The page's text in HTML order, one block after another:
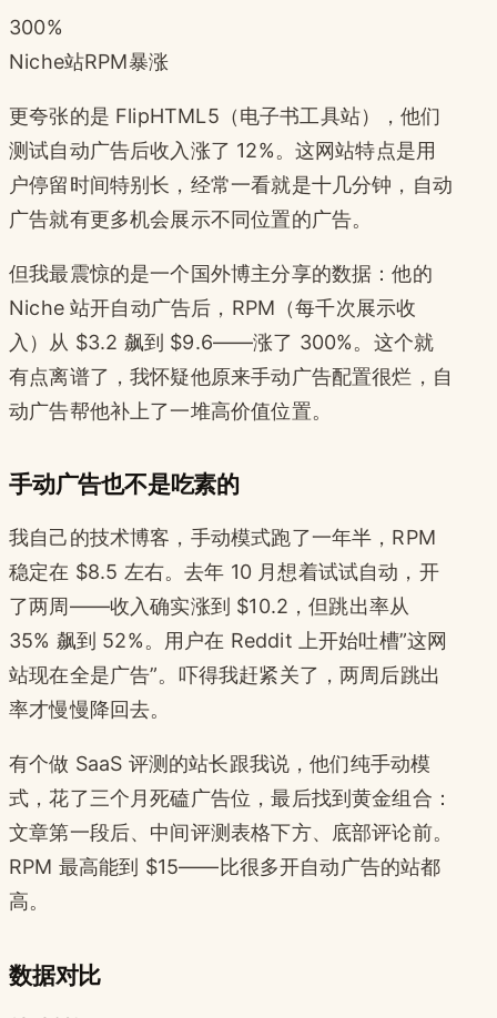
300%
Niche站RPM暴涨
更夸张的是 FlipHTML5（电子书工具站），他们
测试自动广告后收入涨了 12%。这网站特点是用
户停留时间特别长，经常一看就是十几分钟，自动
广告就有更多机会展示不同位置的广告。
但我最震惊的是一个国外博主分享的数据：他的
Niche 站开自动广告后，RPM（每千次展示收
入）从 $3.2 飙到 $9.6——涨了 300%。这个就
有点离谱了，我怀疑他原来手动广告配置很烂，自
动广告帮他补上了一堆高价值位置。
手动广告也不是吃素的
我自己的技术博客，手动模式跑了一年半，RPM
稳定在 $8.5 左右。去年 10 月想着试试自动，开
了两周——收入确实涨到 $10.2，但跳出率从
35% 飙到 52%。用户在 Reddit 上开始吐槽”这网
站现在全是广告”。吓得我赶紧关了，两周后跳出
率才慢慢降回去。
有个做 SaaS 评测的站长跟我说，他们纯手动模
式，花了三个月死磕广告位，最后找到黄金组合：
文章第一段后、中间评测表格下方、底部评论前。
RPM 最高能到 $15——比很多开自动广告的站都
高。
数据对比